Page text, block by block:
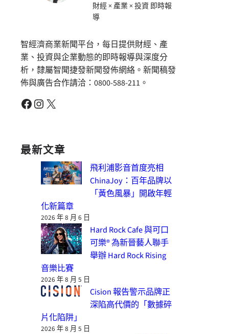
財經 × 產業 × 投資 即時報
導
智經濟商業新聞平台，每日提供財經、產
業、投資與企業動態的即時報導與深度分
析，隸屬智聞捷發新聞發佈網絡。新聞稿發
佈與廣告合作請洽：0800-588-211。
Facebook Instagram X
最新文章
飛利浦影音首度亮相
ChinaJoy：百年品牌以
「黃色風暴」開啟年輕
化新篇章
2026 年 8 月 6 日
Hard Rock Cafe 與可口
可樂® 為新晉藝人聯手
舉辦 Hard Rock Rising
音樂比賽
2026 年 8 月 5 日
Cision 報告警示品牌正
深陷高代價的「數據碎
片化陷阱」
2026 年 8 月 5 日